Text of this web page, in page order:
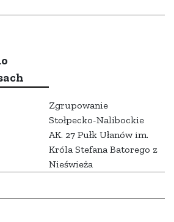
Zgrupowanie
Stołpecko-Nalibockie
AK. 27 Pułk Ułanów im.
Króla Stefana Batorego z
Nieświeża